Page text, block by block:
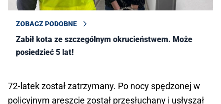
ZOBACZ PODOBNE
Zabił kota ze szczególnym okrucieństwem. Może
posiedzieć 5 lat!
72-latek został zatrzymany. Po nocy spędzonej w
policyjnym areszcie został przesłuchany i usłyszał